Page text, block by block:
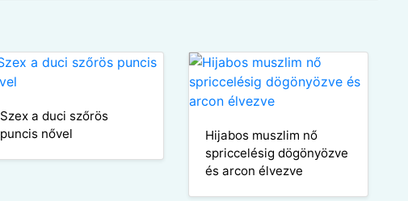
Szex a duci szőrös
puncis nővel
Hijabos muszlim nő
spriccelésig dögönyözve
és arcon élvezve